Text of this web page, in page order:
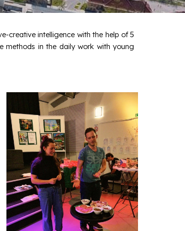
creative intelligence with the help of 5
methods in the daily work with young